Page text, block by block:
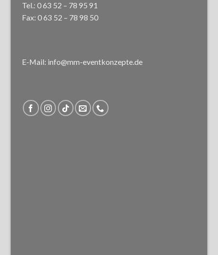
Tel.: 0 63 52 – 78 95 91
Fax: 0 63 52 – 78 98 50
E-Mail: info@mm-eventkonzepte.de